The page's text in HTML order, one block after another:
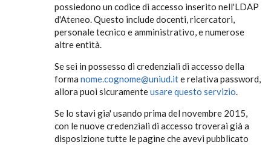
possiedono un codice di accesso inserito nell'LDAP
d'Ateneo. Questo include docenti, ricercatori,
personale tecnico e amministrativo, e numerose
altre entità.
Se sei in possesso di credenziali di accesso della
forma nome.cognome@uniud.ite relativa password,
allora puoi sicuramenteusare questo servizio.
Se lo stavi gia' usando prima del novembre 2015,
con le nuove credenziali di accesso troverai già a
disposizione tutte le pagine che avevi pubblicato